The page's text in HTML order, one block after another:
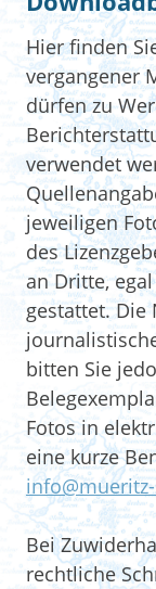
Hier finden
vergangener
dürfen zu
verwendet
jeweiligen
des
an Dritte,
gestattet. Die
bitten Sie
Fotos in
eine kurze
Bei
rechtliche